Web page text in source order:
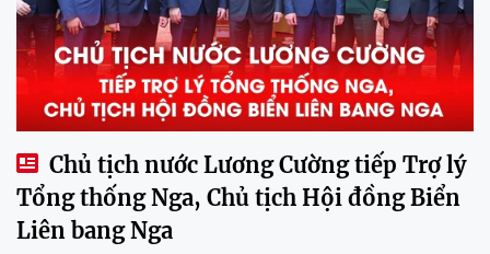
Chủ tịch nước Lương Cường tiếp Trợ lý
Tổng thống Nga, Chủ tịch Hội đồng Biển
Liên bang Nga